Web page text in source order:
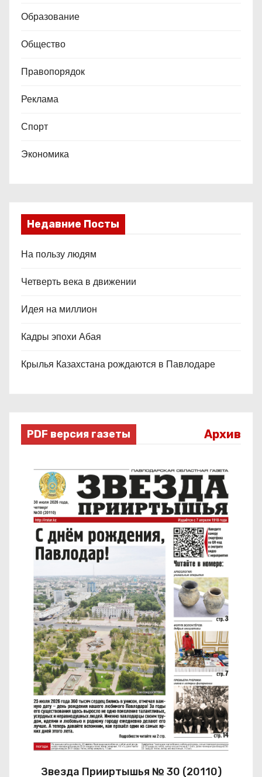
Образование
Общество
Правопорядок
Реклама
Спорт
Экономика
Недавние Посты
На пользу людям
Четверть века в движении
Идея на миллион
Кадры эпохи Абая
Крылья Казахстана рождаются в Павлодаре
PDF версия газеты Архив
Звезда Прииртышья № 30 (20110)